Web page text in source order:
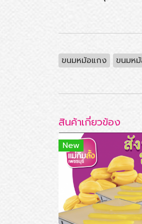
ขนมหม้อแกง ขนมห
สินค้าเกี่ยวข้อง
New